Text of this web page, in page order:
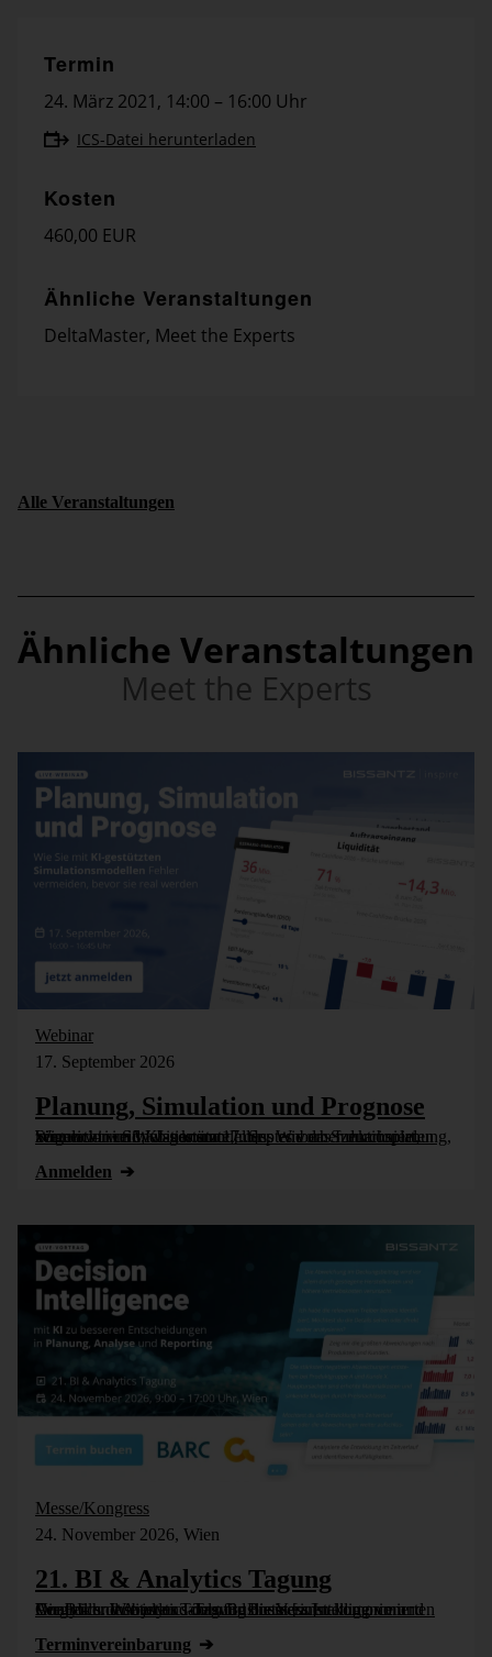
Termin
24. März 2021, 14:00 – 16:00 Uhr
ICS-Datei herunterladen
Kosten
460,00 EUR
Ähnliche Veranstaltungen
DeltaMaster, Meet the Experts
Alle Veranstaltungen
Ähnliche Veranstaltungen
Meet the Experts
Webinar
17. September 2026
Planung, Simulation und Prognose
Wer nicht weiß, was kommt, muss es vorher durchspielen können – in Simulationsmodellen. Wie das funktioniert, zeigen wir im Webinar am 17. September: Szenarioplanung, Simulation und KI-gestützte [...]
Anmelden
Messe/Kongress
24. November 2026, Wien
21. BI & Analytics Tagung
Die BI- und Analytics-Tagung bietet einen komprimierten Vergleich der besten Tools für Business Intelligence und Analytics. Wie jedes Jahr wird die Veranstaltung vom Controller Institut und dem Business [...]
Termin­vereinbarung